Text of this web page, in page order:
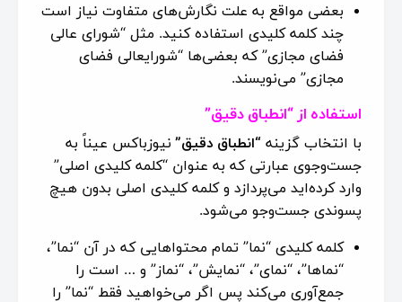
بعضی مواقع به علت نگارش‌های متفاوت نیاز است
چند کلمه کلیدی استفاده کنید. مثل “شورای عالی
فضای مجازی” که بعضی‌ها “شورایعالی فضای
مجازی” می‌نویسند.
استفاده از “انطباق دقیق”
با انتخاب گزینه “انطباق دقیق” نیوزباکس عیناً به
جست‌وجوی عبارتی که به عنوان “کلمه کلیدی اصلی”
وارد کرده‌اید می‌پردازد و کلمه کلیدی اصلی بدون هیچ
پسوندی جست‌وجو می‌شود.
کلمه کلیدی “نما” تمام محتواهایی که در آن “نما”،
“نماها”، “نمای”، “نمایش”، “نماز” و … است را
جمع‌آوری می‌کند پس اگر می‌خواهید فقط “نما” را